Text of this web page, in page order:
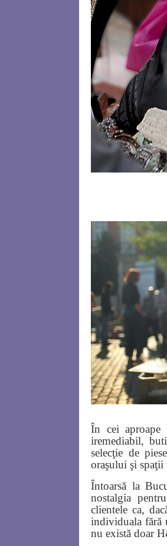
În cei aproape
iremediabil,
selecţie de
oraşului şi spaţii
Întoarsă la
nostalgia
clientele ca,
individuala fără
nu există doar